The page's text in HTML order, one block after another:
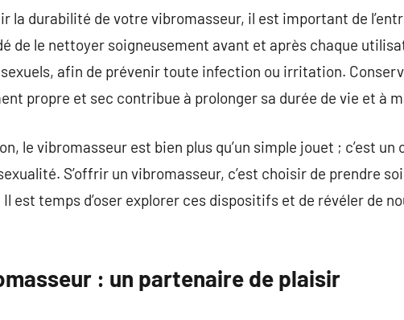
la durabilité de votre vibromasseur, il est important de
de le nettoyer soigneusement avant et après chaque
afin de prévenir toute infection ou irritation.
propre et sec contribue à prolonger sa durée de vie et à
le vibromasseur est bien plus qu’un simple jouet ; c’est
S’offrir un vibromasseur, c’est choisir de prendre
est temps d’oser explorer ces dispositifs et de révéler de
: un partenaire de plaisir